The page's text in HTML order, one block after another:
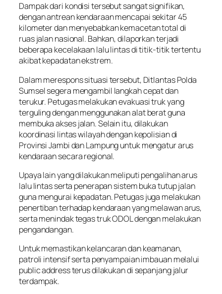
Dampak dari kondisi tersebut sangat signifikan,
dengan antrean kendaraan mencapai sekitar 45
kilometer dan menyebabkan kemacetan total di
ruas jalan nasional. Bahkan, dilaporkan terjadi
beberapa kecelakaan lalu lintas di titik-titik tertentu
akibat kepadatan ekstrem.
Dalam merespons situasi tersebut, Ditlantas Polda
Sumsel segera mengambil langkah cepat dan
terukur. Petugas melakukan evakuasi truk yang
terguling dengan menggunakan alat berat guna
membuka akses jalan. Selain itu, dilakukan
koordinasi lintas wilayah dengan kepolisian di
Provinsi Jambi dan Lampung untuk mengatur arus
kendaraan secara regional.
Upaya lain yang dilakukan meliputi pengalihan arus
lalu lintas serta penerapan sistem buka tutup jalan
guna mengurai kepadatan. Petugas juga melakukan
penertiban terhadap kendaraan yang melawan arus,
serta menindak tegas truk ODOL dengan melakukan
pengandangan.
Untuk memastikan kelancaran dan keamanan,
patroli intensif serta penyampaian imbauan melalui
public address terus dilakukan di sepanjang jalur
terdampak.